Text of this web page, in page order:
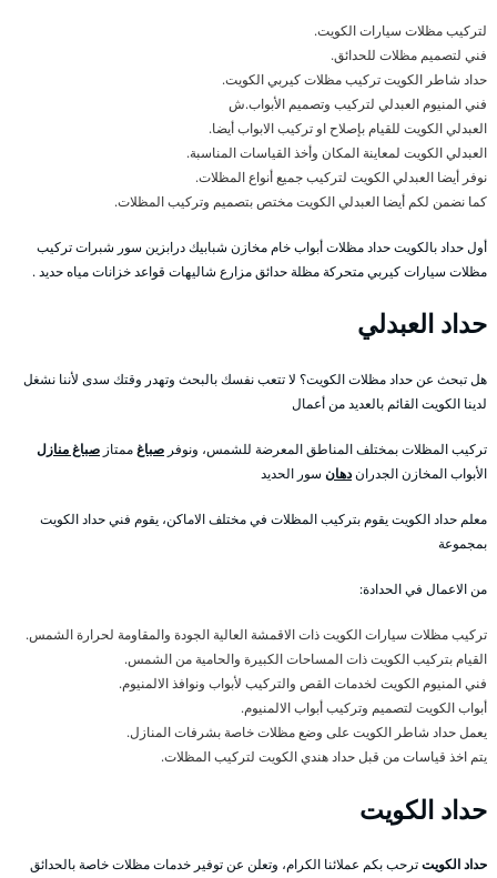
لتركيب مظلات سيارات الكويت.
فني لتصميم مظلات للحدائق.
حداد شاطر الكويت تركيب مظلات كيربي الكويت.
فني المنيوم العبدلي لتركيب وتصميم الأبواب.ش
العبدلي الكويت للقيام بإصلاح او تركيب الابواب أيضا.
العبدلي الكويت لمعاينة المكان وأخذ القياسات المناسبة.
نوفر أيضا العبدلي الكويت لتركيب جميع أنواع المظلات.
كما نضمن لكم أيضا العبدلي الكويت مختص بتصميم وتركيب المظلات.
أول حداد بالكويت حداد مظلات أبواب خام مخازن شبابيك درابزين سور شبرات تركيب
مظلات سيارات كيربي متحركة مظلة حدائق مزارع شاليهات قواعد خزانات مياه حديد .
حداد العبدلي
هل تبحث عن حداد مظلات الكويت؟ لا تتعب نفسك بالبحث وتهدر وقتك سدى لأننا نشغل
لدينا الكويت القائم بالعديد من أعمال
تركيب المظلات بمختلف المناطق المعرضة للشمس، ونوفر صباغممتاز صباغ منازل
الأبواب المخازن الجدراندهان سور الحديد
معلم حداد الكويت يقوم بتركيب المظلات في مختلف الاماكن، يقوم فني حداد الكويت
بمجموعة
من الاعمال في الحدادة:
تركيب مظلات سيارات الكويت ذات الاقمشة العالية الجودة والمقاومة لحرارة الشمس.
القيام بتركيب الكويت ذات المساحات الكبيرة والحامية من الشمس.
فني المنيوم الكويت لخدمات القص والتركيب لأبواب ونوافذ الالمنيوم.
أبواب الكويت لتصميم وتركيب أبواب الالمنيوم.
يعمل حداد شاطر الكويت على وضع مظلات خاصة بشرفات المنازل.
يتم اخذ قياسات من قبل حداد هندي الكويت لتركيب المظلات.
حداد الكويت
حداد الكويتترحب بكم عملائنا الكرام، وتعلن عن توفير خدمات مظلات خاصة بالحدائق